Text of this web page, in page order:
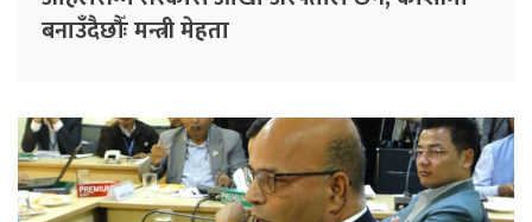
बनाउँदैछौँः मन्त्री मेहता